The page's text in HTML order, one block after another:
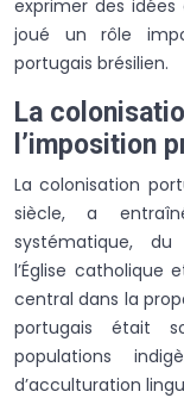
exprimer des
joué un rôle
portugais brésilien.
La
l’imposition
La colonisation
siècle, a
systématique, du
l’Église
central dans la
portugais était
populations
d’acculturation